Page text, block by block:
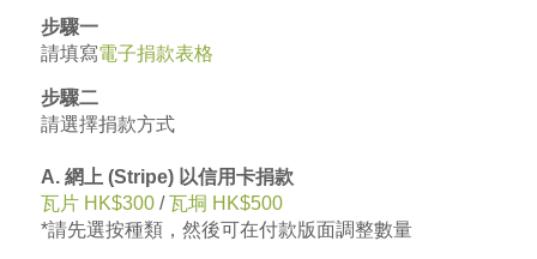
步驟一
請填寫電子捐款表格
步驟二
請選擇捐款方式
A. 網上 (Stripe) 以信用卡捐款
瓦片 HK$300/瓦垌 HK$500
*請先選按種類，然後可在付款版面調整數量